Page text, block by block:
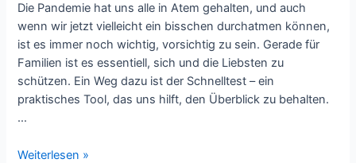
Die Pandemie hat uns alle in Atem gehalten, und auch
wenn wir jetzt vielleicht ein bisschen durchatmen können,
ist es immer noch wichtig, vorsichtig zu sein. Gerade für
Familien ist es essentiell, sich und die Liebsten zu
schützen. Ein Weg dazu ist der Schnelltest – ein
praktisches Tool, das uns hilft, den Überblick zu behalten.
…
Familien
Weiterlesen »